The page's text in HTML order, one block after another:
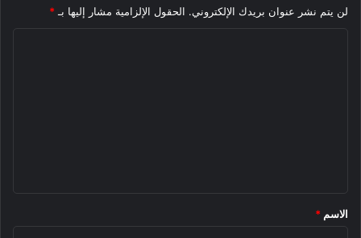
لن يتم نشر عنوان بريدك الإلكتروني. الحقول الإلزامية مشار إليها بـ *
*
الاسم *